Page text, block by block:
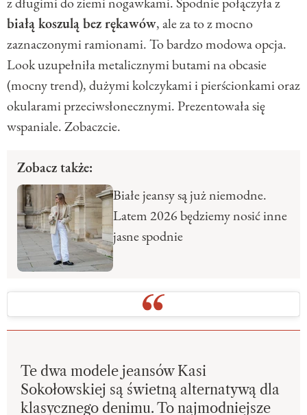
białą koszulą bez rękawów, ale za to z mocno
zaznaczonymi ramionami. To bardzo modowa opcja.
Look uzupełniła metalicznymi butami na obcasie
(mocny trend), dużymi kolczykami i pierścionkami oraz
okularami przeciwsłonecznymi. Prezentowała się
wspaniale. Zobaczcie.
Zobacz także:
Białe jeansy są już niemodne.
Latem 2026 będziemy nosić inne
jasne spodnie
Te dwa modele jeansów Kasi
Sokołowskiej są świetną alternatywą dla
klasycznego denimu. To najmodniejsze